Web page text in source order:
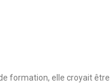
formation, elle croyait